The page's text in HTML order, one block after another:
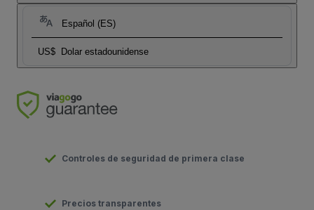
Español (ES)
US$ Dolar estadounidense
Controles de seguridad de primera clase
Precios transparentes